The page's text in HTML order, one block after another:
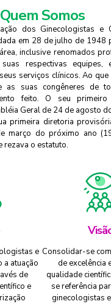
Quem Somos
dos Ginecologistas e
em 28 de julho de 1948
inclusive renomados
respectivas equipes,
serviços clínicos. Ao que
as suas congêneres de
feito. O seu
Geral de 24 de agosto
primeira diretoria
março do próximo ano
rezava o estatuto.
e
a atuação
de
e
Consolidar-se
de excelência
qualidade
se referência
ginecologistas